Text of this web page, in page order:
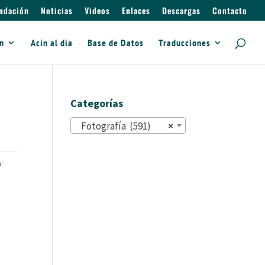
Noticias Videos Enlaces Descargas Contacto
Acín al día Base de Datos Traducciones
Categorías
×
Fotografía (591)